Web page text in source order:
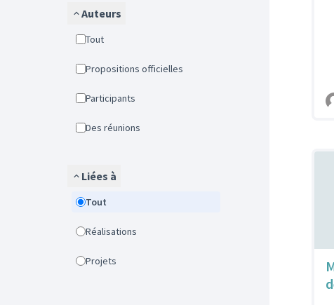
Auteurs
Tout
Propositions officielles
Participants
Des réunions
Liées à
Tout
Réalisations
Projets